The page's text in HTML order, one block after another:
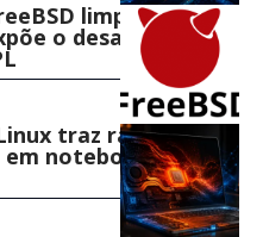
limpa
o desafio de
traz raio-X de
notebooks AMD